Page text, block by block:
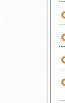
Trần kính cong hoa